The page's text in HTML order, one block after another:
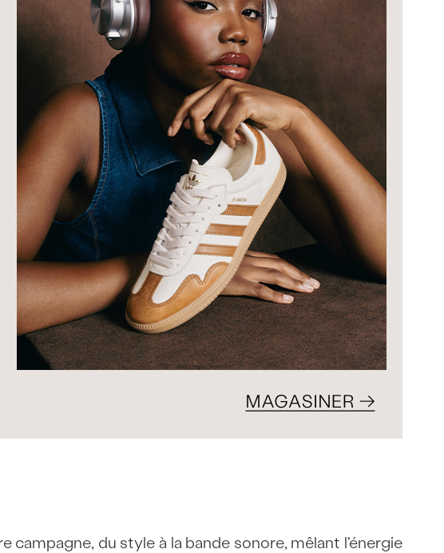
du style à la bande sonore, mêlant l'énergie